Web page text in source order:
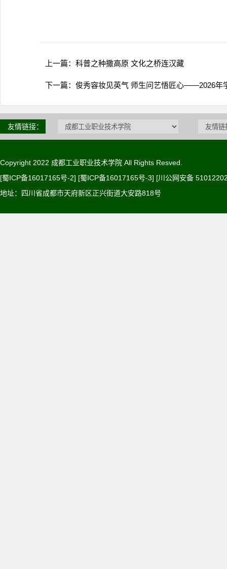
上一篇： 科普之种撒高原 文化之桥连汉藏
下一篇： 俊秀容妆见英气 师生问艺悟匠心——2026年
友情链接：
Copyright 2022 成都工业职业技术学院 All Rights Resved.
[蜀ICP备16017165号-2] [蜀ICP备16017165号-3] [川公网安备
地址：四川省成都市天府新区正兴街道大安路818号